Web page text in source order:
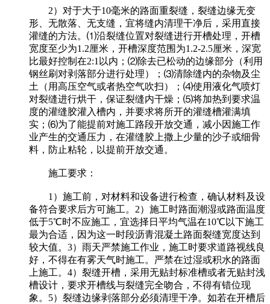
2）对于大于10毫米的路面重裂缝，裂缝边缘无变
形、无散落、无支缝，宜将缝内清理干净后，采用直接
灌缝的方法。⑴沿裂缝位置对裂缝进行开槽处理，开槽
宽度至少为1.2厘米，开槽深度范围为1.2-2.5厘米，深宽
比最好控制在2:1以内；⑵除去已松动的边缘部分（利用
钢丝刷对剥落部分进行处理）；⑶清除缝内的杂物及尘
土（用高压空气或者热空气吹扫）；⑷使用液化气喷灯
对裂缝进行烘干，保证裂缝内干燥；⑸将加热到要求温
度的灌缝胶灌入槽内，并要求将所开的灌缝槽灌满填
实；⑹为了能提前对施工路段开放交通，减小因施工作
业产生的交通压力，在灌缝胶上撒上少量的沙子或细骨
料，防止粘轮，以提前开放交通。
施工要求：
1）施工前，对材料和设备进行检查，确认材料及设
备符合要求后方可施工。2）施工时路面潮湿或路面温度
低于5℃时不应施工，宜选择日平均气温在10℃以下施工
最为合适，因为这一时段沥青混凝土路面裂缝宽度达到
较大值。3）雨天严禁施工作业，施工时要求道路视线良
好，不得在有雾天气时施工。严禁在过湿或积水的路面
上施工。4）裂缝开槽，采用无贴封标准槽或者无贴封浅
槽设计，要求开槽线与裂缝完全吻合，不得有错位现
象。5）裂缝边缘剥落部分必须清理干净。如若在开槽后